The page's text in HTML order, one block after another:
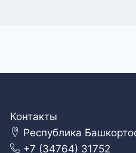
Контакты
Республика
+7 (34764) 31752